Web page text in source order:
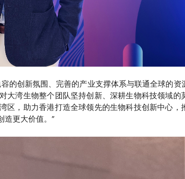
的创新氛围、完善的产业支撑体系与联通全球的资
大湾生物整个团队坚持创新、深耕生物科技领域的
区，助力香港打造全球领先的生物科技创新中心，
造更大价值。”